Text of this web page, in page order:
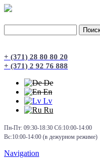
+ (371) 28 80 80 20
+ (371) 2 92 76 888
De
En
Lv
Ru
Пн-Пт: 09:30-18:30 Сб:10:00-14:00
Вс:10:00-14:00 (в дежурном режиме)
Navigation